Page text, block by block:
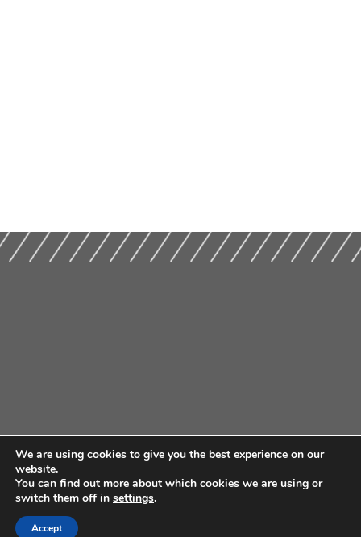
We are using cookies to give you the best experience on our
website.
You can find out more about which cookies we are using or
switch them off in settings.
Accept